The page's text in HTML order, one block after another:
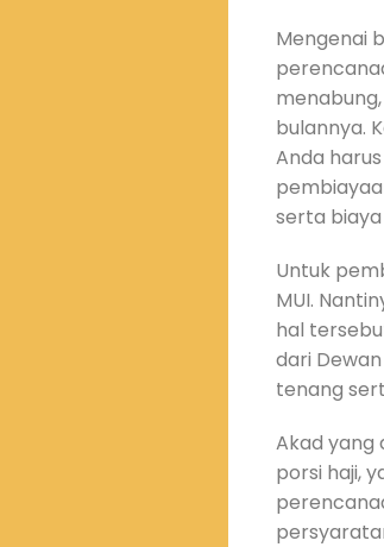
Mengenai
bulannya.
Anda
serta
Untuk
MUI.
hal
dari
tenang
Akad yang
porsi haji,